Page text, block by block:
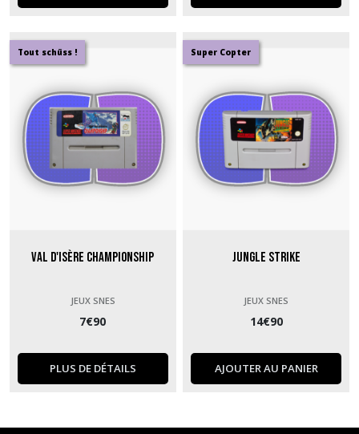
Tout schüss !
Val d'Isère Championship
JEUX SNES
7€90
PLUS DE DÉTAILS
Super Copter
Jungle Strike
JEUX SNES
14€90
AJOUTER AU PANIER